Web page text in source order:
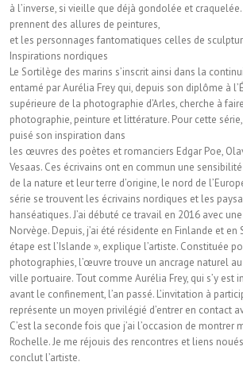
à l’inverse, si vieille que déjà gondolée et
prennent des allures de peintures,
et les personnages fantomatiques celles de
Inspirations nordiques
Le Sortilège des marins s’inscrit ainsi dans la
entamé par Aurélia Frey qui, depuis son diplôme à
supérieure de la photographie d’Arles, cherche à
photographie, peinture et littérature. Pour cette
puisé son inspiration dans
les œuvres des poètes et romanciers Edgar Poe,
Vesaas. Ces écrivains ont en commun une
de la nature et leur terre d’origine, le nord de
série se trouvent les écrivains nordiques et les
hanséatiques. J’ai débuté ce travail en 2016 avec
Norvège. Depuis, j’ai été résidente en Finlande et
étape est l’Islande », explique l’artiste. Constituée
photographies, l’œuvre trouve un ancrage naturel au
ville portuaire. Tout comme Aurélia Frey, qui s’y est
avant le confinement, l’an passé. L’invitation à
représente un moyen privilégié d’entrer en contact
C’est la seconde fois que j’ai l’occasion de montrer
Rochelle. Je me réjouis des rencontres et liens
conclut l’artiste.